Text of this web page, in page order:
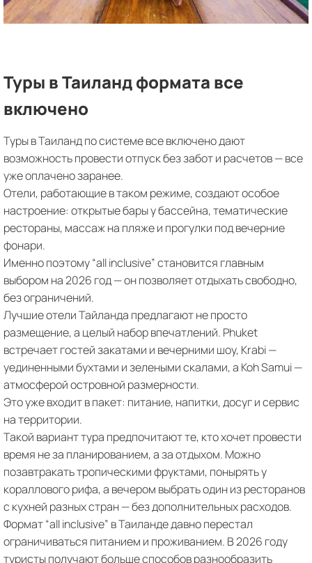
Туры в Таиланд формата все
включено
Туры в Таиланд по системе все включено дают
возможность провести отпуск без забот и расчетов — все
уже оплачено заранее.
Отели, работающие в таком режиме, создают особое
настроение: открытые бары у бассейна, тематические
рестораны, массаж на пляже и прогулки под вечерние
фонари.
Именно поэтому “all inclusive” становится главным
выбором на 2026 год — он позволяет отдыхать свободно,
без ограничений.
Лучшие отели Тайланда предлагают не просто
размещение, а целый набор впечатлений. Phuket
встречает гостей закатами и вечерними шоу, Krabi —
уединенными бухтами и зелеными скалами, а Koh Samui —
атмосферой островной размерности.
Это уже входит в пакет: питание, напитки, досуг и сервис
на территории.
Такой вариант тура предпочитают те, кто хочет провести
время не за планированием, а за отдыхом. Можно
позавтракать тропическими фруктами, понырять у
кораллового рифа, а вечером выбрать один из ресторанов
с кухней разных стран — без дополнительных расходов.
Формат “all inclusive” в Таиланде давно перестал
ограничиваться питанием и проживанием. В 2026 году
туристы получают больше способов разнообразить